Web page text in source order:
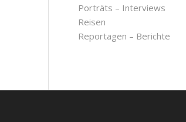
Porträts – Interviews
Reisen
Reportagen – Berichte